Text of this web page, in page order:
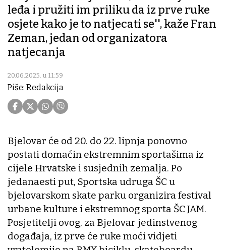
leđa i pružiti im priliku da iz prve ruke
osjete kako je to natjecati se'', kaže Fran
Zeman, jedan od organizatora
natjecanja
20.06.2025. u 11:59
Piše: Redakcija
Bjelovar će od 20. do 22. lipnja ponovno
postati domaćin ekstremnim sportašima iz
cijele Hrvatske i susjednih zemalja. Po
jedanaesti put, Sportska udruga ŠC u
bjelovarskom skate parku organizira festival
urbane kulture i ekstremnog sporta ŠC JAM.
Posjetitelji ovog, za Bjelovar jedinstvenog
događaja, iz prve će ruke moći vidjeti